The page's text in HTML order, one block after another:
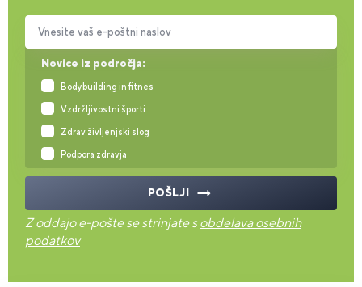
Novice iz področja:
Bodybuilding in fitnes
Vzdržljivostni športi
Zdrav življenjski slog
Podpora zdravja
Vnesite vaš e-poštni naslov
POŠLJI
Z oddajo e-pošte se strinjate sobdelava osebnih
podatkov